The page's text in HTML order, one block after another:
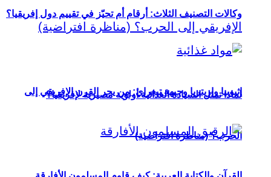
إثيوبيا وإريتريا وجبهة تيغراي: من يجر القرن الإفريقي إلى
الحرب؟ (مناظرة افتراضية)
وكالات التصنيف الثلاث: أرقام أم تحيّز في تقييم دول إفريقيا؟
لماذا تمثل السيادة الغذائية أولوية مصيرية لإفريقيا؟